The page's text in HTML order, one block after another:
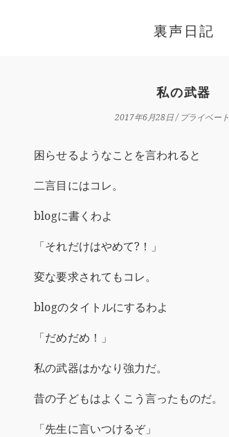
裏声日記
私の武器
2017年6月28日/ プライベート
困らせるようなことを言われると
二言目にはコレ。
blogに書くわよ
「それだけはやめて?！」
変な要求されてもコレ。
blogのタイトルにするわよ
「だめだめ！」
私の武器はかなり強力だ。
昔の子どもはよくこう言ったものだ。
「先生に言いつけるぞ」